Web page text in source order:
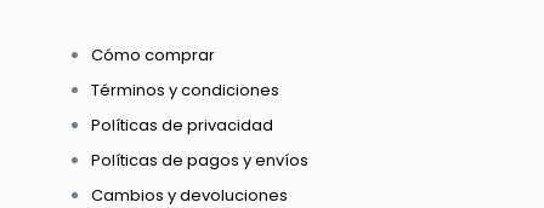
Cómo comprar
Términos y condiciones
Políticas de privacidad
Políticas de pagos y envíos
Cambios y devoluciones